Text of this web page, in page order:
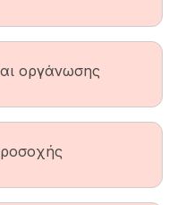
οργάνωσης